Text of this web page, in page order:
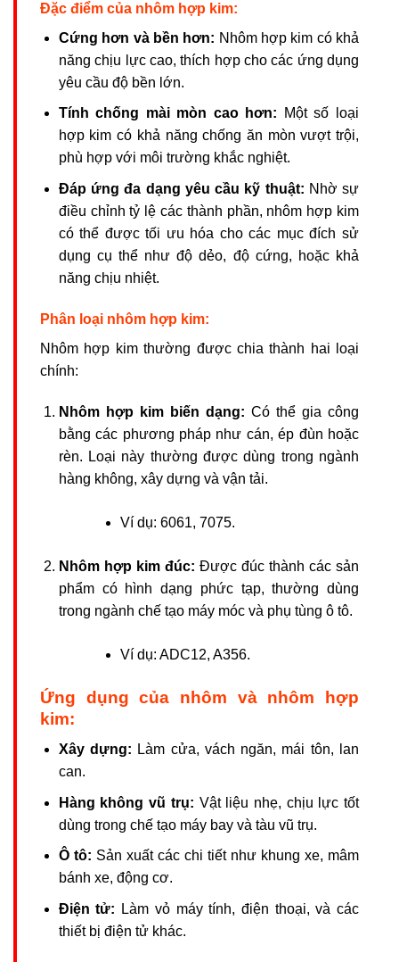
Đặc điểm của nhôm hợp kim:
Cứng hơn và bền hơn: Nhôm hợp kim có khả
năng chịu lực cao, thích hợp cho các ứng dụng
yêu cầu độ bền lớn.
Tính chống mài mòn cao hơn: Một số loại
hợp kim có khả năng chống ăn mòn vượt trội,
phù hợp với môi trường khắc nghiệt.
Đáp ứng đa dạng yêu cầu kỹ thuật: Nhờ sự
điều chỉnh tỷ lệ các thành phần, nhôm hợp kim
có thể được tối ưu hóa cho các mục đích sử
dụng cụ thể như độ dẻo, độ cứng, hoặc khả
năng chịu nhiệt.
Phân loại nhôm hợp kim:
Nhôm hợp kim thường được chia thành hai loại
chính:
Nhôm hợp kim biến dạng: Có thể gia công
bằng các phương pháp như cán, ép đùn hoặc
rèn. Loại này thường được dùng trong ngành
hàng không, xây dựng và vận tải.
Ví dụ: 6061, 7075.
Nhôm hợp kim đúc: Được đúc thành các sản
phẩm có hình dạng phức tạp, thường dùng
trong ngành chế tạo máy móc và phụ tùng ô tô.
Ví dụ: ADC12, A356.
Ứng dụng của nhôm và nhôm hợp
kim:
Xây dựng: Làm cửa, vách ngăn, mái tôn, lan
can.
Hàng không vũ trụ: Vật liệu nhẹ, chịu lực tốt
dùng trong chế tạo máy bay và tàu vũ trụ.
Ô tô: Sản xuất các chi tiết như khung xe, mâm
bánh xe, động cơ.
Điện tử: Làm vỏ máy tính, điện thoại, và các
thiết bị điện tử khác.